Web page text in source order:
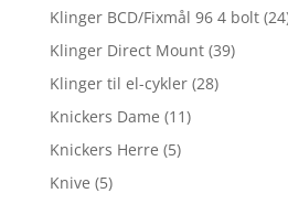
Klinger BCD/Fixmål 96 4 bolt
Klinger Direct Mount (39)
Klinger til el-cykler (28)
Knickers Dame (11)
Knickers Herre (5)
Knive (5)